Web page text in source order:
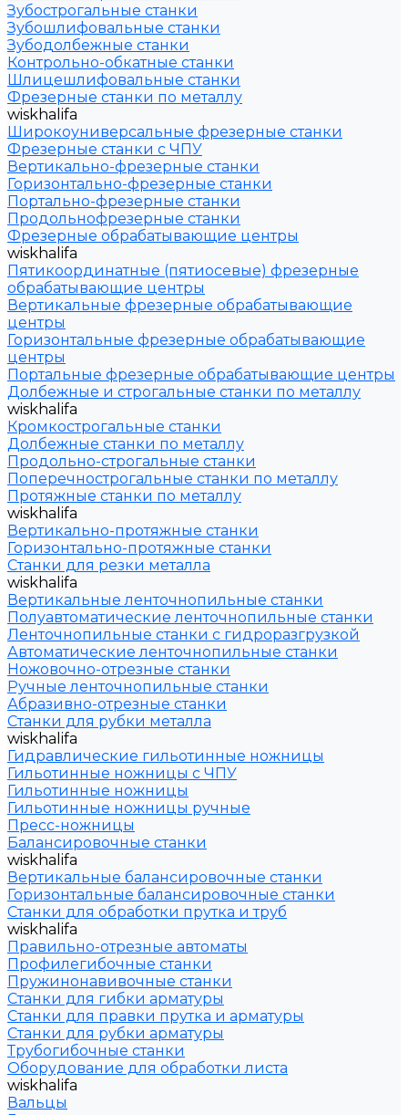
Зубострогальные станки
Зубошлифовальные станки
Зубодолбежные станки
Контрольно-обкатные станки
Шлицешлифовальные станки
Фрезерные станки по металлу
wiskhalifa
Широкоуниверсальные фрезерные станки
Фрезерные станки с ЧПУ
Вертикально-фрезерные станки
Горизонтально-фрезерные станки
Портально-фрезерные станки
Продольнофрезерные станки
Фрезерные обрабатывающие центры
wiskhalifa
Пятикоординатные (пятиосевые) фрезерные
обрабатывающие центры
Вертикальные фрезерные обрабатывающие
центры
Горизонтальные фрезерные обрабатывающие
центры
Портальные фрезерные обрабатывающие центры
Долбежные и строгальные станки по металлу
wiskhalifa
Кромкострогальные станки
Долбежные станки по металлу
Продольно-строгальные станки
Поперечнострогальные станки по металлу
Протяжные станки по металлу
wiskhalifa
Вертикально-протяжные станки
Горизонтально-протяжные станки
Станки для резки металла
wiskhalifa
Вертикальные ленточнопильные станки
Полуавтоматические ленточнопильные станки
Ленточнопильные станки с гидроразгрузкой
Автоматические ленточнопильные станки
Ножовочно-отрезные станки
Ручные ленточнопильные станки
Абразивно-отрезные станки
Станки для рубки металла
wiskhalifa
Гидравлические гильотинные ножницы
Гильотинные ножницы с ЧПУ
Гильотинные ножницы
Гильотинные ножницы ручные
Пресс-ножницы
Балансировочные станки
wiskhalifa
Вертикальные балансировочные станки
Горизонтальные балансировочные станки
Станки для обработки прутка и труб
wiskhalifa
Правильно-отрезные автоматы
Профилегибочные станки
Пружинонавивочные станки
Станки для гибки арматуры
Станки для правки прутка и арматуры
Станки для рубки арматуры
Трубогибочные станки
Оборудование для обработки листа
wiskhalifa
Вальцы